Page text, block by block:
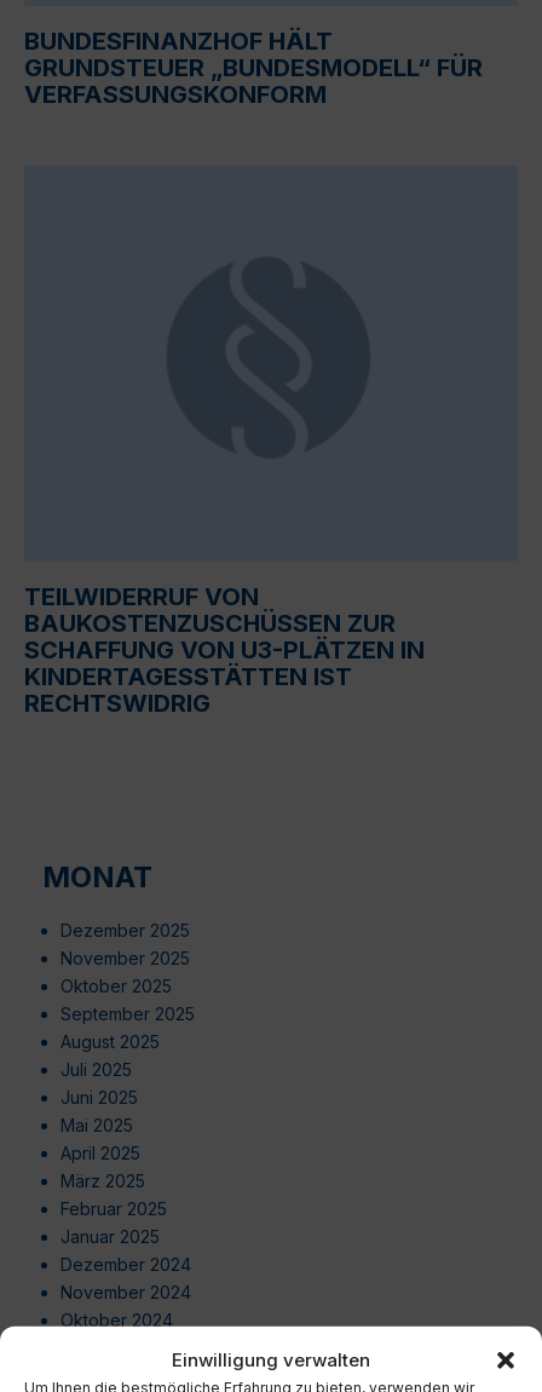
Einwilligung verwalten
Um Ihnen die bestmögliche Erfahrung zu bieten, verwenden wir
BUNDESFINANZHOF HÄLT
GRUNDSTEUER „BUNDESMODELL“ FÜR
VERFASSUNGSKONFORM
TEILWIDERRUF VON
BAUKOSTENZUSCHÜSSEN ZUR
SCHAFFUNG VON U3-PLÄTZEN IN
KINDERTAGESSTÄTTEN IST
RECHTSWIDRIG
MONAT
Dezember 2025
November 2025
Oktober 2025
September 2025
August 2025
Juli 2025
Juni 2025
Mai 2025
April 2025
März 2025
Februar 2025
Januar 2025
Dezember 2024
November 2024
Oktober 2024